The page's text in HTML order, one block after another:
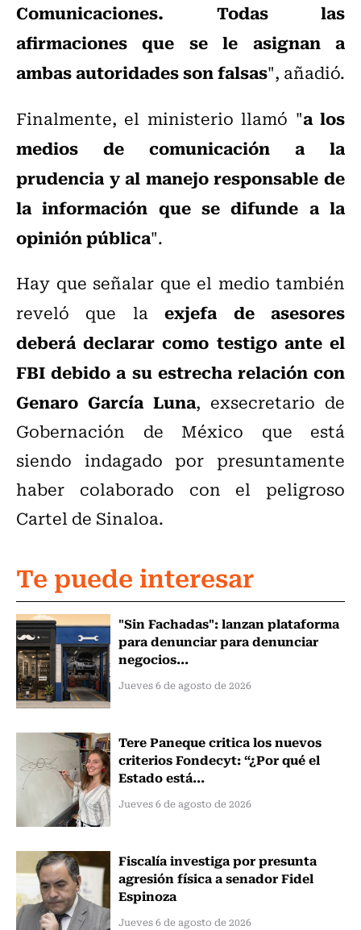
Comunicaciones. Todas las
afirmaciones que se le asignan a
ambas autoridades son falsas", añadió.
Finalmente, el ministerio llamó "a los
medios de comunicación a la
prudencia y al manejo responsable de
la información que se difunde a la
opinión pública".
Hay que señalar que el medio también
reveló que laexjefa de asesores
deberá declarar como testigo ante el
FBI debido a su estrecha relación con
Genaro García Luna, exsecretario de
Gobernación de México que está
siendo indagado por presuntamente
haber colaborado con el peligroso
Cartel de Sinaloa.
Te puede interesar
"Sin Fachadas": lanzan plataforma
para denunciar para denunciar
negocios...
Jueves 6 de agosto de 2026
Tere Paneque critica los nuevos
criterios Fondecyt: “¿Por qué el
Estado está...
Jueves 6 de agosto de 2026
Fiscalía investiga por presunta
agresión física a senador Fidel
Espinoza
Jueves 6 de agosto de 2026